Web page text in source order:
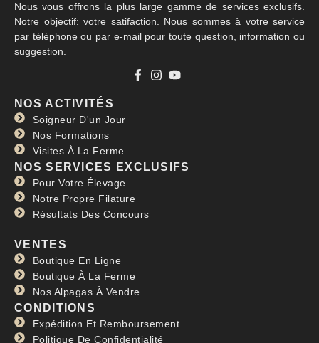
Nous vous offrons la plus large gamme de services exclusifs.
Notre objectif: votre satifaction. Nous sommes à votre service
par téléphone ou par e-mail pour toute question, information ou
suggestion.
NOS ACTIVITÉS
Soigneur D'un Jour
Nos Formations
Visites À La Ferme
NOS SERVICES EXCLUSIFS
Pour Votre Élevage
Notre Propre Filature
Résultats Des Concours
VENTES
Boutique En Ligne
Boutique À La Ferme
Nos Alpagas À Vendre
CONDITIONS
Expédition Et Remboursement
Politique De Confidentialité